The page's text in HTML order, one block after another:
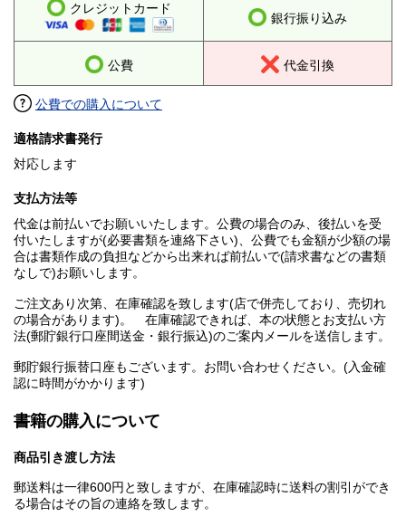
クレジットカード
銀行振り込み
公費 代金引換
公費での購入について
適格請求書発行
対応します
支払方法等
代金は前払いでお願いいたします。公費の場合のみ、後払いを受
付いたしますが(必要書類を連絡下さい)、公費でも金額が少額の場
合は書類作成の負担などから出来れば前払いで(請求書などの書類
なしで)お願いします。
ご注文あり次第、在庫確認を致します(店で併売しており、売切れ
の場合があります)。 在庫確認できれば、本の状態とお支払い方
法(郵貯銀行口座間送金・銀行振込)のご案内メールを送信します。
郵貯銀行振替口座もございます。お問い合わせください。(入金確
認に時間がかかります)
書籍の購入について
商品引き渡し方法
郵送料は一律600円と致しますが、在庫確認時に送料の割引ができ
る場合はその旨の連絡を致します。